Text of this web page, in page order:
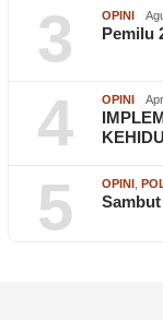
3 OPINI
Pemilu
4 OPINI
5 OPINI